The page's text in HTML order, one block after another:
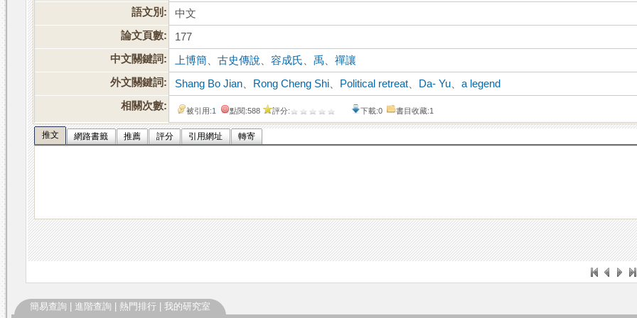
語文別:
中文
論文頁數:
177
中文關鍵詞:
上博簡 、古史傳說 、容成氏 、禹 、禪讓
外文關鍵詞:
Shang Bo Jian Rong Cheng Shi Political retreat Da- Yu 、a legend
相關次數:
被引用:1 點閱:588 評分: 下載:0 書目收藏:1
推文 網路書籤 推薦 評分 引用網址 轉寄
簡易查詢 進階查詢 熱門排行 我的研究室